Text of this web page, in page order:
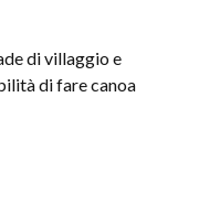
di villaggio e
di fare canoa